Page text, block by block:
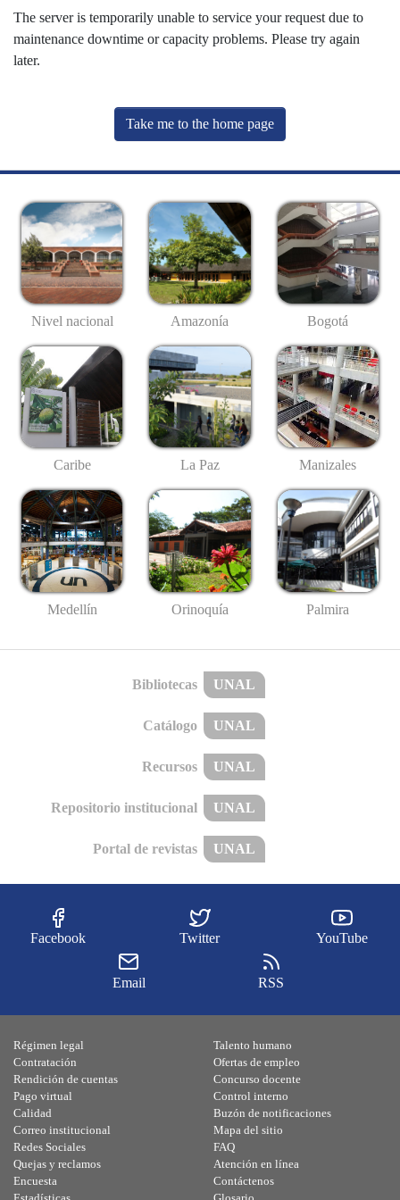
The server is temporarily unable to service your request due to
maintenance downtime or capacity problems. Please try again
later.
Take me to the home page
Nivel nacional Amazonía Bogotá
Caribe La Paz Manizales
Medellín Orinoquía Palmira
Bibliotecas UNAL
Catálogo UNAL
Recursos UNAL
Repositorio institucional UNAL
Portal de revistas UNAL
Facebook Twitter YouTube
Email RSS
Régimen legal
Contratación
Rendición de cuentas
Pago virtual
Calidad
Talento humano
Ofertas de empleo
Concurso docente
Control interno
Buzón de notificaciones
Correo institucional
Redes Sociales
Quejas y reclamos
Encuesta
Mapa del sitio
FAQ
Atención en línea
Contáctenos